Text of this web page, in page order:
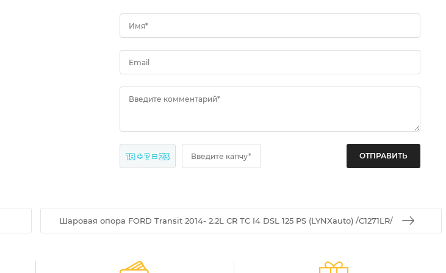
Имя*
Email
Введите комментарий*
18 + ? = 23 Введите капчу*
Шаровая опора FORD Transit 2014- 2.2L CR TC I4 DSL 125 PS (LYNXauto) /C1271LR/